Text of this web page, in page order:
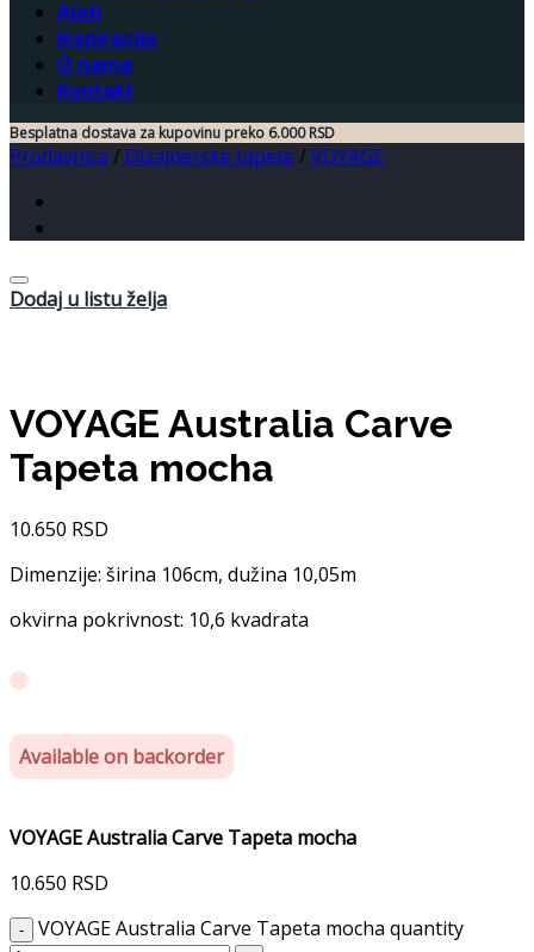
Alati
Inspiracija
O nama
Kontakt
Besplatna dostava za kupovinu preko 6.000 RSD
Prodavnica / Dizajnerske tapete /VOYAGE
Dodaj u listu želja
VOYAGE Australia Carve
Tapeta mocha
10.650 RSD
Dimenzije: širina 106cm, dužina 10,05m
okvirna pokrivnost: 10,6 kvadrata
Available on backorder
VOYAGE Australia Carve Tapeta mocha
10.650 RSD
VOYAGE Australia Carve Tapeta mocha quantity